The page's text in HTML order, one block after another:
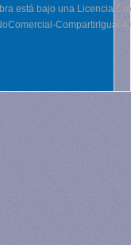
está bajo una Licencia
CompartirIgual